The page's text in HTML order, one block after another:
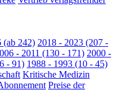
(ab 242) 2018 - 2023 (207 -
- 2011 (130 - 171) 2000 -
- 91) 1988 - 1993 (10 - 45)
Kritische Medizin
Preise der